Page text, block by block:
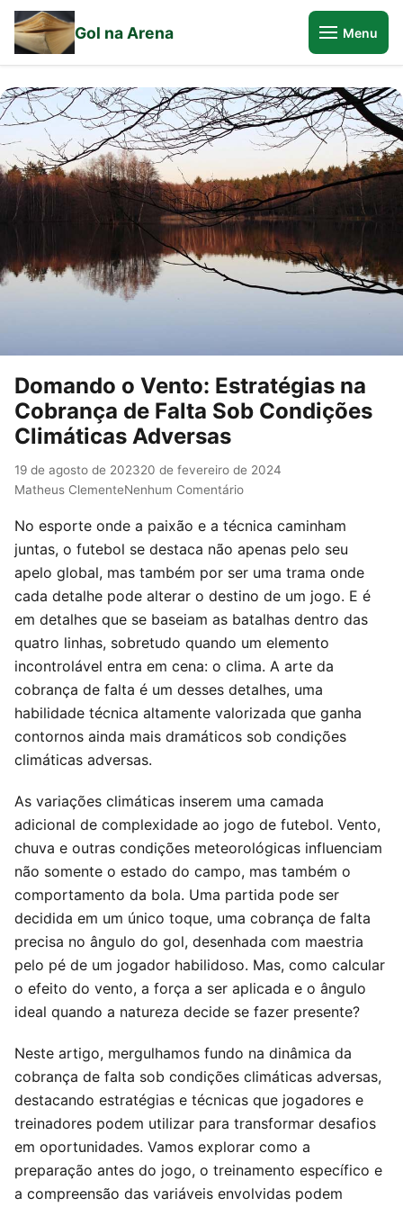
Gol na Arena Menu
Domando o Vento: Estratégias na
Cobrança de Falta Sob Condições
Climáticas Adversas
19 de agosto de 202320 de fevereiro de 2024
Matheus ClementeNenhum Comentário
No esporte onde a paixão e a técnica caminham
juntas, o futebol se destaca não apenas pelo seu
apelo global, mas também por ser uma trama onde
cada detalhe pode alterar o destino de um jogo. E é
em detalhes que se baseiam as batalhas dentro das
quatro linhas, sobretudo quando um elemento
incontrolável entra em cena: o clima. A arte da
cobrança de falta é um desses detalhes, uma
habilidade técnica altamente valorizada que ganha
contornos ainda mais dramáticos sob condições
climáticas adversas.
As variações climáticas inserem uma camada
adicional de complexidade ao jogo de futebol. Vento,
chuva e outras condições meteorológicas influenciam
não somente o estado do campo, mas também o
comportamento da bola. Uma partida pode ser
decidida em um único toque, uma cobrança de falta
precisa no ângulo do gol, desenhada com maestria
pelo pé de um jogador habilidoso. Mas, como calcular
o efeito do vento, a força a ser aplicada e o ângulo
ideal quando a natureza decide se fazer presente?
Neste artigo, mergulhamos fundo na dinâmica da
cobrança de falta sob condições climáticas adversas,
destacando estratégias e técnicas que jogadores e
treinadores podem utilizar para transformar desafios
em oportunidades. Vamos explorar como a
preparação antes do jogo, o treinamento específico e
a compreensão das variáveis envolvidas podem